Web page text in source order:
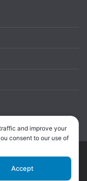
All rights reserved.
by
and improve your
consent to our use of
Accept